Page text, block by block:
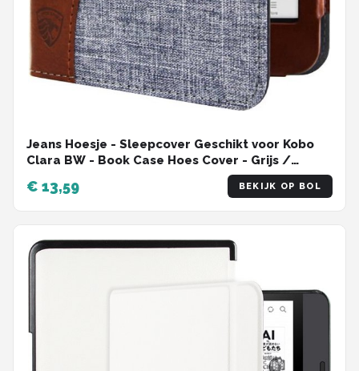
Jeans Hoesje - Sleepcover Geschikt voor Kobo
Clara BW - Book Case Hoes Cover - Grijs /
Cognac - ereader hoesje - cover
€ 13,59 BEKIJK OP BOL